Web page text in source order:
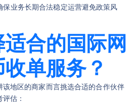
保业务长期合法稳定运营避免政策风
合的国际网
单服务？
地区的商家而言挑选合适的合作伙伴
估：